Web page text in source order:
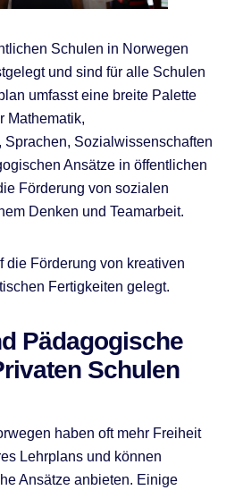
Schulen in Norwegen
und sind für alle Schulen
umfasst eine breite Palette
Mathematik,
Sprachen, Sozialwissenschaften
Ansätze in öffentlichen
Förderung von sozialen
Denken und Teamarbeit.
die Förderung von kreativen
Fertigkeiten gelegt.
Pädagogische
Schulen
haben oft mehr Freiheit
Lehrplans und können
Ansätze anbieten. Einige